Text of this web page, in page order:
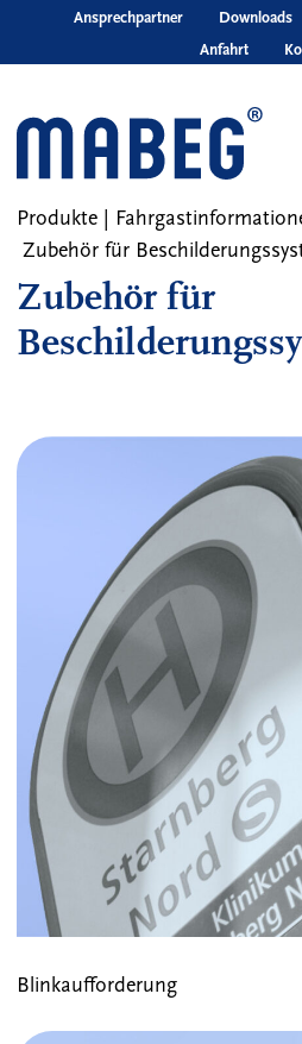
Skip to main content
Ansprechpartner Downloads
Anfahrt
Produkte
Zubehör für
Zubehör für
Blinkaufforderung